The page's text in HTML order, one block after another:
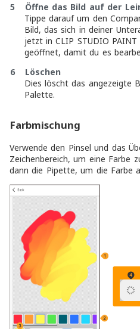
5 Öffne das Bild auf der
Tippe darauf um den
Bild, das sich in deiner
jetzt in CLIP STUDIO
geöffnet, damit du es
6 Löschen
Dies löscht das angezeigte
Palette.
Farbmischung
Verwende den Pinsel und das
Zeichenbereich, um eine Farbe
dann die Pipette, um die Farbe